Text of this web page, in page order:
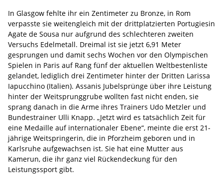
In Glasgow fehlte ihr ein Zentimeter zu Bronze, in Rom
verpasste sie weitengleich mit der drittplatzierten Portugiesin
Agate de Sousa nur aufgrund des schlechteren zweiten
Versuchs Edelmetall. Dreimal ist sie jetzt 6,91 Meter
gesprungen und damit sechs Wochen vor den Olympischen
Spielen in Paris auf Rang fünf der aktuellen Weltbestenliste
gelandet, lediglich drei Zentimeter hinter der Dritten Larissa
Iapucchino (Italien). Assanis Jubelsprünge über ihre Leistung
hinter der Weitsprunggrube wollten fast nicht enden, sie
sprang danach in die Arme ihres Trainers Udo Metzler und
Bundestrainer Ulli Knapp. „Jetzt wird es tatsächlich Zeit für
eine Medaille auf internationaler Ebene“, meinte die erst 21-
jährige Weitspringerin, die in Pforzheim geboren und in
Karlsruhe aufgewachsen ist. Sie hat eine Mutter aus
Kamerun, die ihr ganz viel Rückendeckung für den
Leistungssport gibt.